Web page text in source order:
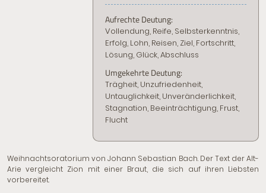
Aufrechte Deutung:
Vollendung, Reife, Selbsterkenntnis,
Erfolg, Lohn, Reisen, Ziel, Fortschritt,
Lösung, Glück, Abschluss
Umgekehrte Deutung:
Trägheit, Unzufriedenheit,
Untauglichkeit, Unveränderlichkeit,
Stagnation, Beeinträchtigung, Frust,
Flucht
Weihnachtsoratorium von Johann Sebastian Bach. Der Text der Alt-
Arie vergleicht Zion mit einer Braut, die sich auf ihren Liebsten
vorbereitet.